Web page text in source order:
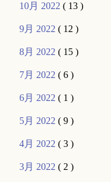
10月 2022( 13 )
9月 2022( 12 )
8月 2022( 15 )
7月 2022( 6 )
6月 2022( 1 )
5月 2022( 9 )
4月 2022( 3 )
3月 2022( 2 )